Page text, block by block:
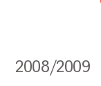
2008/2009